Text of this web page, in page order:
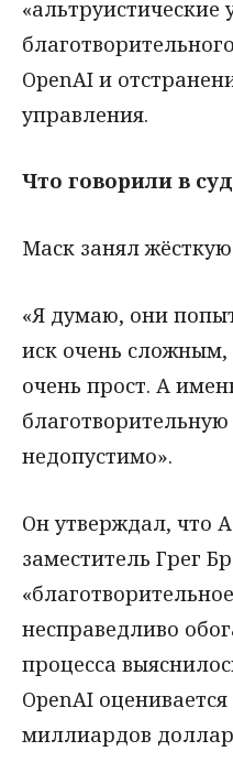
«альтруистические
OpenAI и
управления.
Что говорили в
Маск занял
«Я думаю, они
иск очень
очень прост. А
недопустимо».
Он утверждал, что
заместитель Грег
несправедливо
процесса
OpenAI
миллиардов